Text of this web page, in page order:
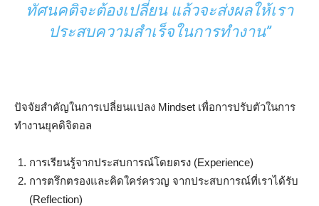
ทัศนคติจะต้องเปลี่ยน แล้วจะส่งผลให้เรา
ประสบความสำเร็จในการทำงาน”
ปัจจัยสำคัญในการเปลี่ยนแปลง Mindset เพื่อการปรับตัวในการ
ทำงานยุคดิจิตอล
การเรียนรู้จากประสบการณ์โดยตรง (Experience)
การตรึกตรองและคิดใคร่ครวญ จากประสบการณ์ที่เราได้รับ
(Reflection)